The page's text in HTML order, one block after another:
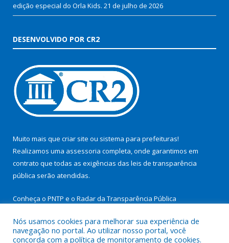
edição especial do Orla Kids. 21 de julho de 2026
DESENVOLVIDO POR CR2
Muito mais que criar site ou sistema para prefeituras!
Realizamos uma assessoria completa, onde garantimos em
contrato que todas as exigências das leis de transparência
pública serão atendidas.
Conheça o PNTP e o Radar da Transparência Pública
Nós usamos cookies para melhorar sua experiência de
navegação no portal. Ao utilizar nosso portal, você
concorda com a política de monitoramento de cookies.